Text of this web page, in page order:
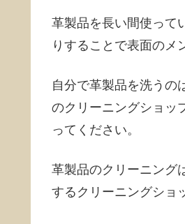
革製品を長い間使って
りすることで表面のメ
自分で革製品を洗うの
のクリーニングショッ
ってください。
革製品のクリーニング
するクリーニングショ